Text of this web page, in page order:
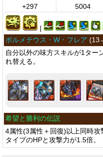
+297
5004
|
ボルメテウス・W・フレア (
自分以外の味方スキルが1ター
れ替える。
希望と勝利の伝説
4属性(3属性＋回復)以上同時
タイプのHPと攻撃力が1.5倍。